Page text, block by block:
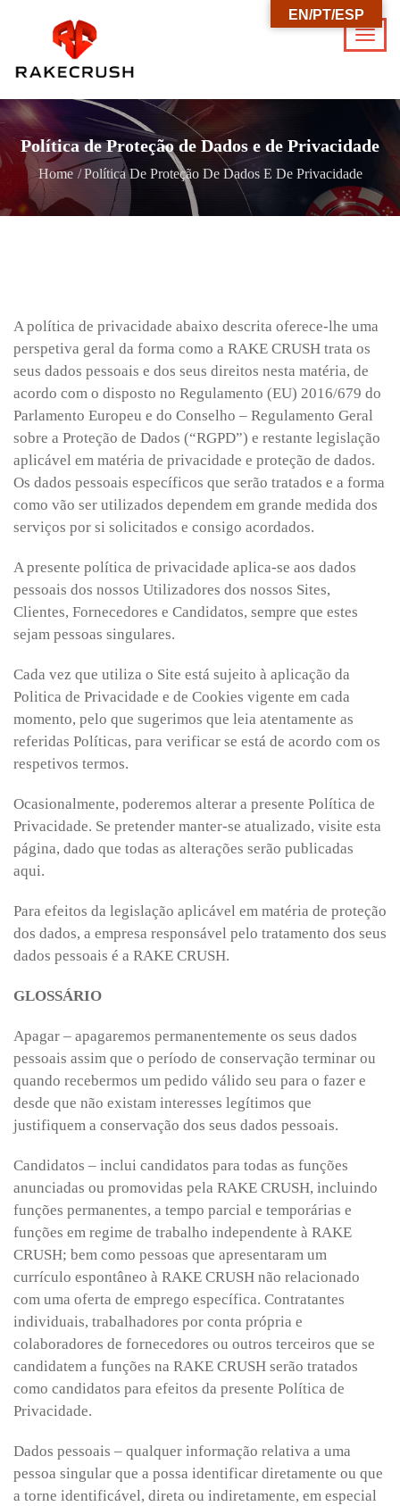
Política de Proteção de Dados e de Privacidade
Home Política De Proteção De Dados E De Privacidade
A política de privacidade abaixo descrita oferece-lhe uma
perspetiva geral da forma como a RAKE CRUSH trata os
seus dados pessoais e dos seus direitos nesta matéria, de
acordo com o disposto no Regulamento (EU) 2016/679 do
Parlamento Europeu e do Conselho – Regulamento Geral
sobre a Proteção de Dados (“RGPD”) e restante legislação
aplicável em matéria de privacidade e proteção de dados.
Os dados pessoais específicos que serão tratados e a forma
como vão ser utilizados dependem em grande medida dos
serviços por si solicitados e consigo acordados.
A presente política de privacidade aplica-se aos dados
pessoais dos nossos Utilizadores dos nossos Sites,
Clientes, Fornecedores e Candidatos, sempre que estes
sejam pessoas singulares.
Cada vez que utiliza o Site está sujeito à aplicação da
Politica de Privacidade e de Cookies vigente em cada
momento, pelo que sugerimos que leia atentamente as
referidas Políticas, para verificar se está de acordo com os
respetivos termos.
Ocasionalmente, poderemos alterar a presente Política de
Privacidade. Se pretender manter-se atualizado, visite esta
página, dado que todas as alterações serão publicadas
aqui.
Para efeitos da legislação aplicável em matéria de proteção
dos dados, a empresa responsável pelo tratamento dos seus
dados pessoais é a RAKE CRUSH.
GLOSSÁRIO
Apagar – apagaremos permanentemente os seus dados
pessoais assim que o período de conservação terminar ou
quando recebermos um pedido válido seu para o fazer e
desde que não existam interesses legítimos que
justifiquem a conservação dos seus dados pessoais.
Candidatos – inclui candidatos para todas as funções
anunciadas ou promovidas pela RAKE CRUSH, incluindo
funções permanentes, a tempo parcial e temporárias e
funções em regime de trabalho independente à RAKE
CRUSH; bem como pessoas que apresentaram um
currículo espontâneo à RAKE CRUSH não relacionado
com uma oferta de emprego específica. Contratantes
individuais, trabalhadores por conta própria e
colaboradores de fornecedores ou outros terceiros que se
candidatem a funções na RAKE CRUSH serão tratados
como candidatos para efeitos da presente Política de
Privacidade.
Dados pessoais – qualquer informação relativa a uma
pessoa singular que a possa identificar diretamente ou que
a torne identificável, direta ou indiretamente, em especial
EN/PT/ESP